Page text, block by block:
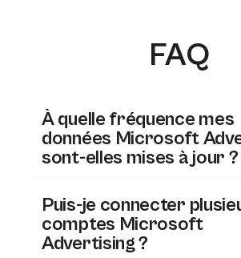
FAQ
À quelle fréquence mes
données Microsoft
sont-elles mises à jour ?
Puis-je connecter
comptes Microsoft
Advertising ?